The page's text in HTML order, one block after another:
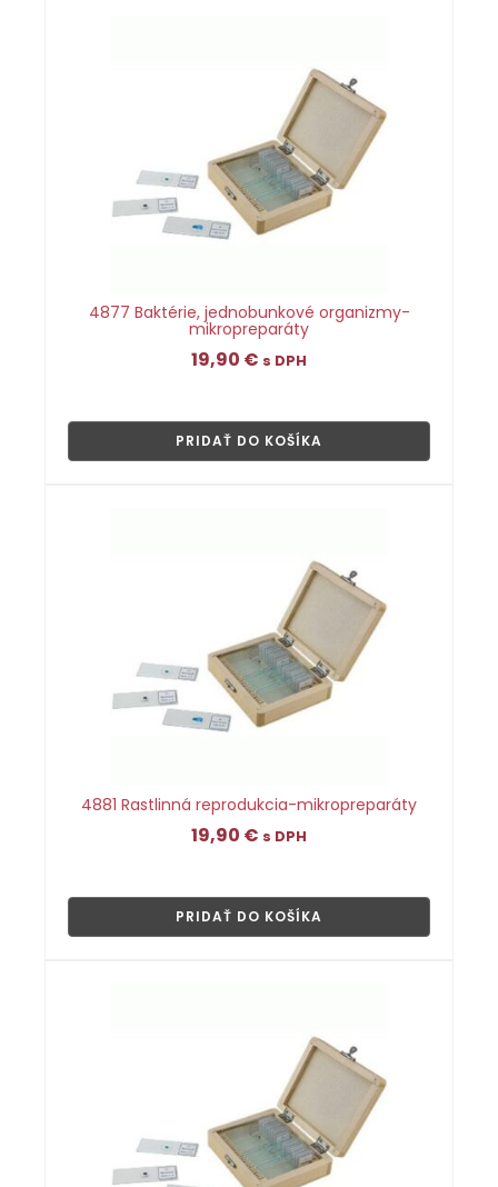
4877 Baktérie, jednobunkové organizmy-
mikropreparáty
19,90 € s DPH
PRIDAŤ DO KOŠÍKA
4881 Rastlinná reprodukcia-mikropreparáty
19,90 € s DPH
PRIDAŤ DO KOŠÍKA